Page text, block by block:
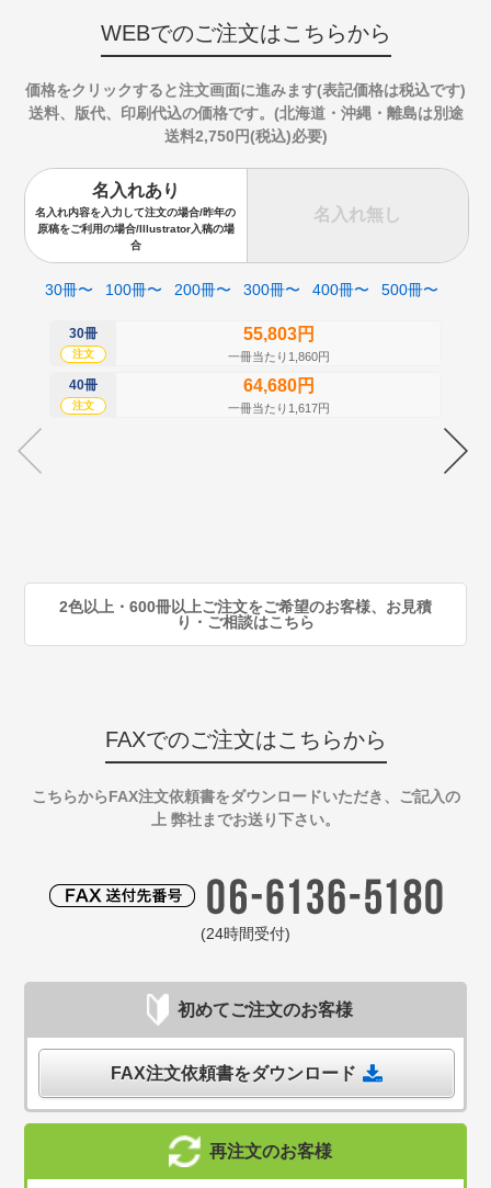
WEBでのご注文はこちらから
価格をクリックすると注文画面に進みます(表記価格は税込です)
送料、版代、印刷代込の価格です。(北海道・沖縄・離島は別途
送料2,750円(税込)必要)
名入れあり
名入れ内容を入力して注文の場合/昨年の
原稿をご利用の場合/Illustrator入稿の場
合
名入れ無し
30冊〜 100冊〜 200冊〜 300冊〜 400冊〜 500冊〜
30冊
注文
55,803円
一冊当たり1,860円
40冊
注文
64,680円
一冊当たり1,617円
2色以上・600冊以上ご注文をご希望のお客様、お見積
り・ご相談はこちら
FAXでのご注文はこちらから
こちらからFAX注文依頼書をダウンロードいただき、ご記入の
上 弊社までお送り下さい。
(24時間受付)
初めてご注文のお客様
FAX注文依頼書をダウンロード
再注文のお客様